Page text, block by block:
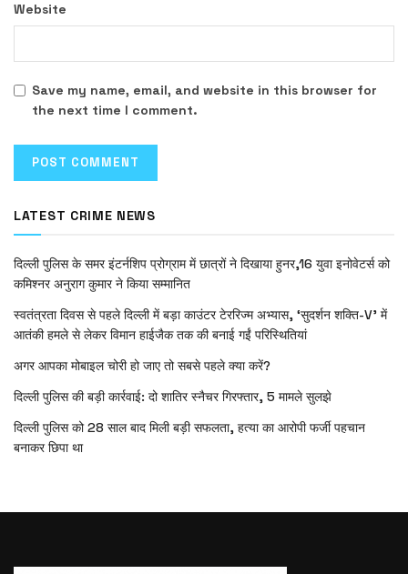
Website
Save my name, email, and website in this browser for
the next time I comment.
LATEST CRIME NEWS
दिल्ली पुलिस के समर इंटर्नशिप प्रोग्राम में छात्रों ने दिखाया हुनर,16 युवा इनोवेटर्स को
कमिश्नर अनुराग कुमार ने किया सम्मानित
स्वतंत्रता दिवस से पहले दिल्ली में बड़ा काउंटर टेररिज्म अभ्यास, ‘सुदर्शन शक्ति-V’ में
आतंकी हमले से लेकर विमान हाईजैक तक की बनाई गईं परिस्थितियां
अगर आपका मोबाइल चोरी हो जाए तो सबसे पहले क्या करें?
दिल्ली पुलिस की बड़ी कार्रवाई: दो शातिर स्नैचर गिरफ्तार, 5 मामले सुलझे
दिल्ली पुलिस को 28 साल बाद मिली बड़ी सफलता, हत्या का आरोपी फर्जी पहचान
बनाकर छिपा था